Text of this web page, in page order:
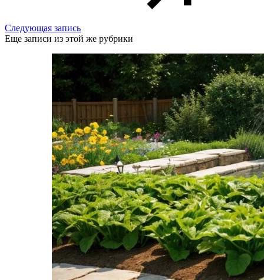
Следующая запись
Еще записи из этой же рубрики